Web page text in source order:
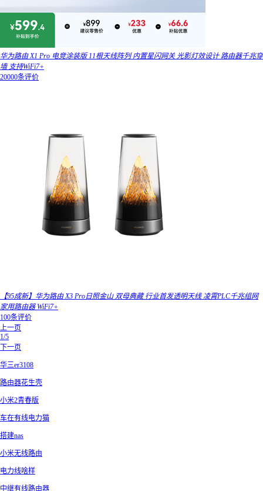
华为路由 X1 Pro 电竞涂装版 11根天线阵列 内置星闪网关 光影灯效设计 路由器千兆穿
墙 支持WiFi7+
20000条评价
【95成新】华为路由 X3 Pro日照金山 双母典藏 行业首发透明天线 凌霄PLC千兆组网
家用路由器 WiFi7+
100条评价
上一页
1/5
下一页
华三er3108
路由器花生壳
小米2青春版
车在有线电力猫
搭建nas
小米无线路由
电力线啥样
中继有线路由器